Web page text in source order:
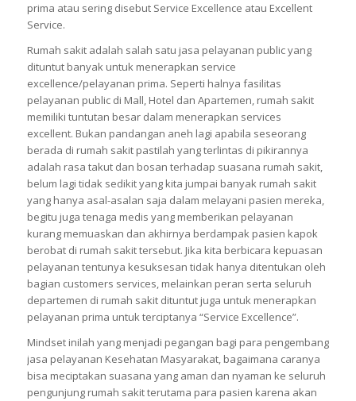
prima atau sering disebut Service Excellence atau Excellent
Service.
Rumah sakit adalah salah satu jasa pelayanan public yang
dituntut banyak untuk menerapkan service
excellence/pelayanan prima. Seperti halnya fasilitas
pelayanan public di Mall, Hotel dan Apartemen, rumah sakit
memiliki tuntutan besar dalam menerapkan services
excellent. Bukan pandangan aneh lagi apabila seseorang
berada di rumah sakit pastilah yang terlintas di pikirannya
adalah rasa takut dan bosan terhadap suasana rumah sakit,
belum lagi tidak sedikit yang kita jumpai banyak rumah sakit
yang hanya asal-asalan saja dalam melayani pasien mereka,
begitu juga tenaga medis yang memberikan pelayanan
kurang memuaskan dan akhirnya berdampak pasien kapok
berobat di rumah sakit tersebut. Jika kita berbicara kepuasan
pelayanan tentunya kesuksesan tidak hanya ditentukan oleh
bagian customers services, melainkan peran serta seluruh
departemen di rumah sakit dituntut juga untuk menerapkan
pelayanan prima untuk terciptanya “Service Excellence”.
Mindset inilah yang menjadi pegangan bagi para pengembang
jasa pelayanan Kesehatan Masyarakat, bagaimana caranya
bisa meciptakan suasana yang aman dan nyaman ke seluruh
pengunjung rumah sakit terutama para pasien karena akan